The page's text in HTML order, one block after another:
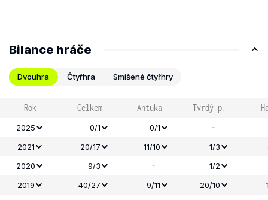
Bilance hráče
Dvouhra Čtyřhra Smíšené čtyřhry
Rok Celkem Antuka Tvrdý p.
2025 0/1 0/1 -
2021 20/17 11/10 1/3
2020
9/3 -
1/2
2019
40/27 9/11 20/10